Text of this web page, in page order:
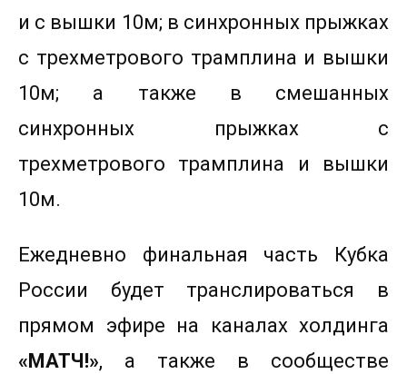
и с вышки 10м; в синхронных прыжках
с трехметрового трамплина и вышки
10м; а также в смешанных
синхронных прыжках с
трехметрового трамплина и вышки
10м.
Ежедневно финальная часть Кубка
России будет транслироваться в
прямом эфире на каналах холдинга
«МАТЧ!», а также в сообществе